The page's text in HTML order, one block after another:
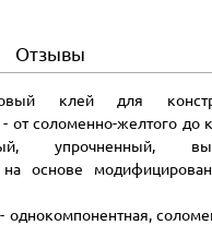
Отзывы
клей для
от соломенно-желтого до
упрочненный,
основе
однокомпонентная,